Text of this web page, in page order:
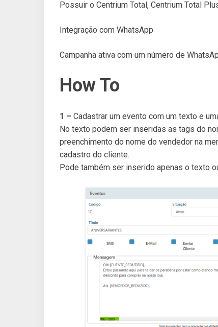
Possuir o Centrium Total, Centrium Total
Integração com WhatsApp
Campanha ativa com um número de
How To
1 – Cadastrar um evento com um texto e
No texto podem ser inseridas as tags do
preenchimento do nome do vendedor na
cadastro do cliente.
Pode também ser inserido apenas o texto